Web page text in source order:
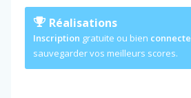
Réalisations
Inscription gratuite ou bien
sauvegarder vos meilleurs scores.